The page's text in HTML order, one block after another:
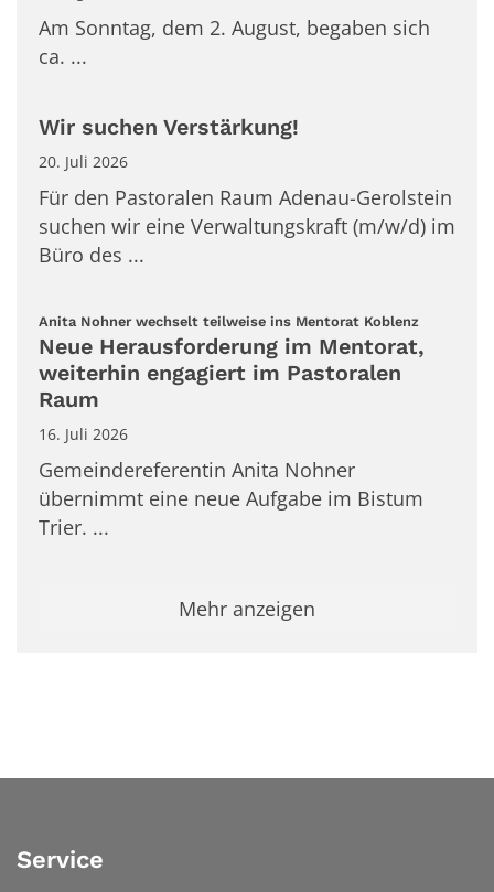
Am Sonntag, dem 2. August, begaben sich
ca. ...
Wir suchen Verstärkung!
20. Juli 2026
Für den Pastoralen Raum Adenau-Gerolstein
suchen wir eine Verwaltungskraft (m/w/d) im
Büro des ...
Anita Nohner wechselt teilweise ins Mentorat Koblenz
Neue Herausforderung im Mentorat,
weiterhin engagiert im Pastoralen
Raum
16. Juli 2026
Gemeindereferentin Anita Nohner
übernimmt eine neue Aufgabe im Bistum
Trier. ...
Mehr anzeigen
Service